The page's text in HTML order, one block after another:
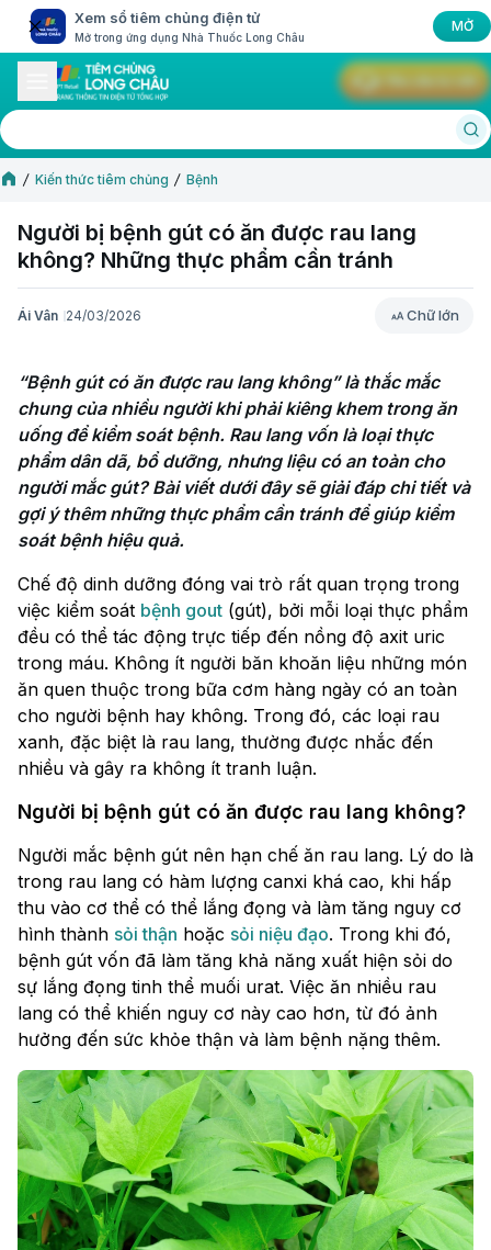
Xem sổ tiêm chủng điện tử
Mở trong ứng dụng Nhà Thuốc Long Châu
MỞ
Kiến thức tiêm chủng Bệnh
Người bị bệnh gút có ăn được rau lang
không? Những thực phẩm cần tránh
Ái Vân 24/03/2026 Chữ lớn
Chữ lớn
“Bệnh gút có ăn được rau lang không” là thắc mắc
chung của nhiều người khi phải kiêng khem trong ăn
uống để kiểm soát bệnh. Rau lang vốn là loại thực
phẩm dân dã, bổ dưỡng, nhưng liệu có an toàn cho
người mắc gút? Bài viết dưới đây sẽ giải đáp chi tiết và
gợi ý thêm những thực phẩm cần tránh để giúp kiểm
soát bệnh hiệu quả.
Chế độ dinh dưỡng đóng vai trò rất quan trọng trong
việc kiểm soát bệnh gout (gút), bởi mỗi loại thực phẩm
đều có thể tác động trực tiếp đến nồng độ axit uric
trong máu. Không ít người băn khoăn liệu những món
ăn quen thuộc trong bữa cơm hàng ngày có an toàn
cho người bệnh hay không. Trong đó, các loại rau
xanh, đặc biệt là rau lang, thường được nhắc đến
nhiều và gây ra không ít tranh luận.
Người bị bệnh gút có ăn được rau lang không?
Người mắc bệnh gút nên hạn chế ăn rau lang. Lý do là
trong rau lang có hàm lượng canxi khá cao, khi hấp
thu vào cơ thể có thể lắng đọng và làm tăng nguy cơ
hình thành sỏi thận hoặc sỏi niệu đạo. Trong khi đó,
bệnh gút vốn đã làm tăng khả năng xuất hiện sỏi do
sự lắng đọng tinh thể muối urat. Việc ăn nhiều rau
lang có thể khiến nguy cơ này cao hơn, từ đó ảnh
hưởng đến sức khỏe thận và làm bệnh nặng thêm.